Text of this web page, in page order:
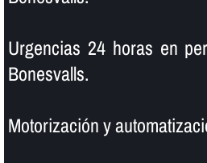
Urgencias 24 horas en
Bonesvalls.
Motorización y